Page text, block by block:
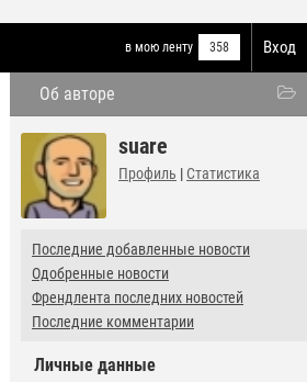
Вход
в мою ленту 358
Об авторе
suare
Профиль | Статистика
Последние добавленные новости
Одобренные новости
Френдлента последних новостей
Последние комментарии
Личные данные